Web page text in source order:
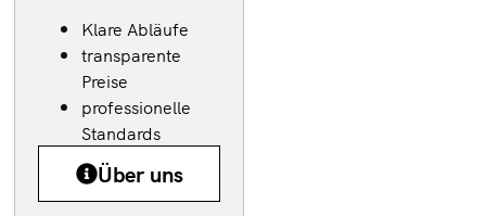
Klare Abläufe
transparente
Preise
professionelle
Standards
Über uns